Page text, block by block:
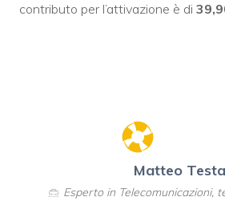
contributo per l’attivazione è di
Matteo Testa
Esperto in Telecomunicazioni,